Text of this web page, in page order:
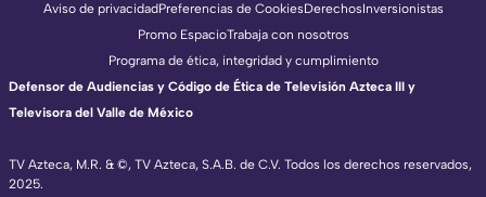
TV Azteca, M.R. & ©, TV Azteca, S.A.B. de C.V. Todos los derechos reservados,
2025.
Aviso de privacidadPreferencias de CookiesDerechosInversionistas
Promo EspacioTrabaja con nosotros
Programa de ética, integridad y cumplimiento
Defensor de Audiencias y Código de Ética de Televisión Azteca III y
Televisora del Valle de México